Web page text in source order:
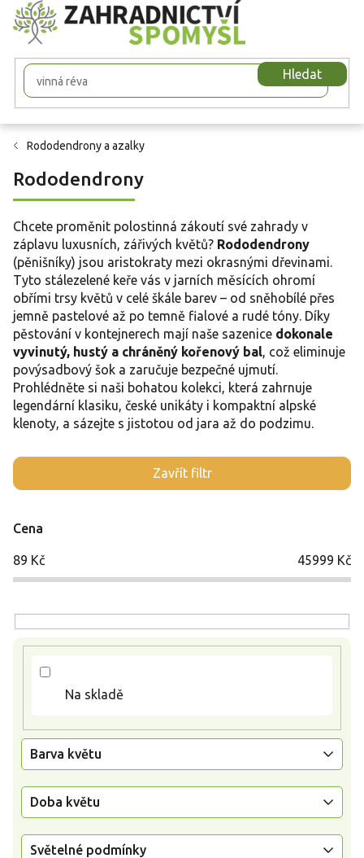
Přejít
na
obsah
Hledat
Rododendrony a azalky
Rododendrony
Chcete proměnit polostinná zákoutí své zahrady v
záplavu luxusních, zářivých květů? Rododendrony
(pěnišníky) jsou aristokraty mezi okrasnými dřevinami.
Tyto stálezelené keře vás v jarních měsících ohromí
obřími trsy květů v celé škále barev – od sněhobílé přes
jemně pastelové až po temně fialové a rudé tóny. Díky
pěstování v kontejnerech mají naše sazenice dokonale
vyvinutý, hustý a chráněný kořenový bal , což eliminuje
povýsadbový šok a zaručuje bezpečné ujmutí.
Prohlédněte si naši bohatou kolekci, která zahrnuje
legendární klasiku, české unikáty i kompaktní alpské
klenoty, a sázejte s jistotou od jara až do podzimu.
Zavřít filtr
Cena
89 Kč 45999 Kč
Na skladě
Barva květu
Doba květu
Světelné podmínky
V
ý
s
p
u